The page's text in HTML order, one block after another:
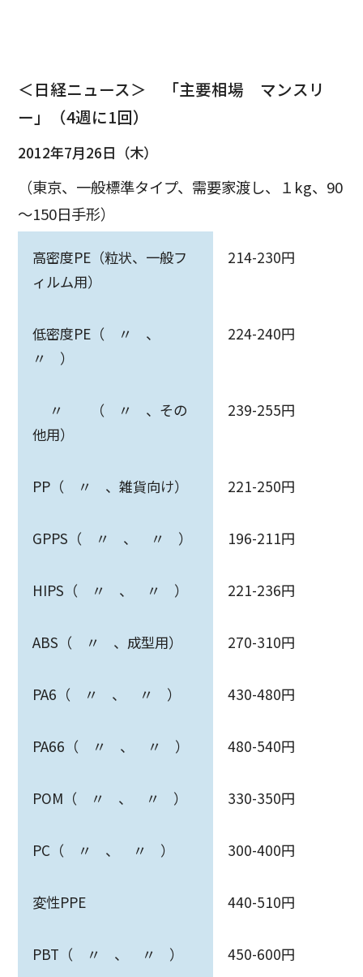
＜日経ニュース＞ 「主要相場 マンスリ
ー」（4週に1回）
2012年7月26日（木）
（東京、一般標準タイプ、需要家渡し、１kg、90
～150日手形）
高密度PE（粒状、一般フ
ィルム用）
214-230円
低密度PE（ 〃 、
〃 ）
224-240円
〃 （ 〃 、その
他用）
239-255円
PP（ 〃 、雑貨向け） 221-250円
GPPS（ 〃 、 〃 ） 196-211円
HIPS（ 〃 、 〃 ） 221-236円
ABS（ 〃 、成型用） 270-310円
PA6（ 〃 、 〃 ） 430-480円
PA66（ 〃 、 〃 ） 480-540円
POM（ 〃 、 〃 ） 330-350円
PC（ 〃 、 〃 ） 300-400円
変性PPE 440-510円
PBT（ 〃 、 〃 ） 450-600円